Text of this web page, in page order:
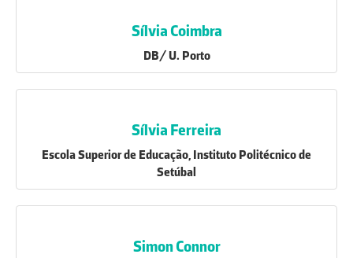
Sílvia Coimbra
DB/ U. Porto
Sílvia Ferreira
Escola Superior de Educação, Instituto Politécnico de
Setúbal
Simon Connor